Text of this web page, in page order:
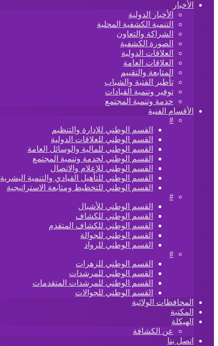
الأخبار
الأخبار الدولية
التنمية الكشفية المحلية
الشراكة والتعاون
الصورة الكشفية
العلاقات الدولية
العلاقات العامة
المتابعة والتقييم
تأطير الفتية والشباب
توفير وتنمية القيادات
خدمة وتنمية المجتمع
الأقسام الفنية
#
القسم الوطني للإدارة والتنظيم
القسم الوطني للعلاقات الدولية
القسم الوطني للمالية والوسائل العامة
القسم الوطني لخدمة وتنمية المجتمع
القسم الوطني للإعلام والاتصال
القسم الوطني للتأهيل القيادي والتنمية البشرية
القسم الوطني للتخطيط ومتابعة الاستراتيجية
#
القسم الوطني للأشبال
القسم الوطني للكشاف
القسم الوطني للكشاف المتقدم
القسم الوطني للجوالة
القسم الوطني للرواد
#
القسم الوطني للزهرات
القسم الوطني للمرشدات
القسم الوطني للمرشدات المتقدمات
القسم الوطني للجوالات
المحافظات الولائية
المكتبة
الهيكلة
عن الكشافة
اتصل بنا